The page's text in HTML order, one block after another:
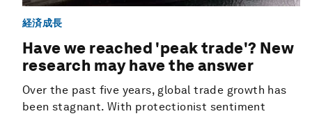
経済成長
Have we reached 'peak trade'? New
research may have the answer
Over the past five years, global trade growth has
been stagnant. With protectionist sentiment